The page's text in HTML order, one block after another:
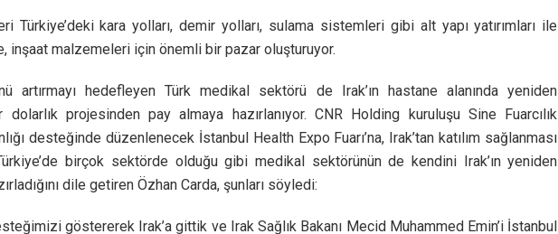
Türkiye’deki kara yolları, demir yolları, sulama sistemleri gibi alt yapı yatırımları ile
inşaat malzemeleri için önemli bir pazar oluşturuyor.
artırmayı hedefleyen Türk medikal sektörü de Irak’ın hastane alanında yeniden
dolarlık projesinden pay almaya hazırlanıyor. CNR Holding kuruluşu Sine Fuarcılık
desteğinde düzenlenecek İstanbul Health Expo Fuarı’na, Irak’tan katılım sağlanması
birçok sektörde olduğu gibi medikal sektörünün de kendini Irak’ın yeniden
dile getiren Özhan Carda, şunları söyledi:
göstererek Irak’a gittik ve Irak Sağlık Bakanı Mecid Muhammed Emin’i İstanbul